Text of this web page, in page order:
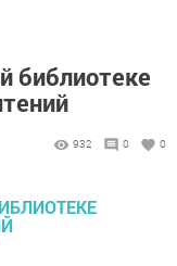
библиотеке
932 0 0